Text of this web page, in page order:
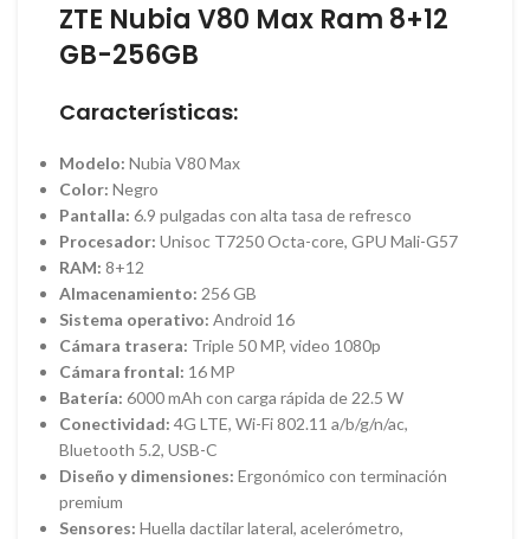
ZTE Nubia V80 Max Ram 8+12
GB-256GB
Características:
Modelo: Nubia V80 Max
Color: Negro
Pantalla: 6.9 pulgadas con alta tasa de refresco
Procesador: Unisoc T7250 Octa-core, GPU Mali-G57
RAM: 8+12
Almacenamiento: 256 GB
Sistema operativo: Android 16
Cámara trasera: Triple 50 MP, video 1080p
Cámara frontal: 16 MP
Batería: 6000 mAh con carga rápida de 22.5 W
Conectividad: 4G LTE, Wi-Fi 802.11 a/b/g/n/ac,
Bluetooth 5.2, USB-C
Diseño y dimensiones: Ergonómico con terminación
premium
Sensores: Huella dactilar lateral, acelerómetro,